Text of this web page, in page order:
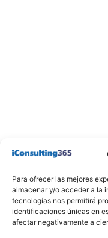
Para ofrecer las mejores
almacenar y/o acceder a la
tecnologías nos permitirá
identificaciones únicas en
afectar negativamente a